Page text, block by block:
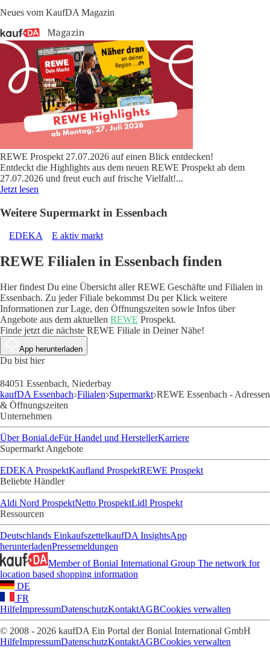
Neues vom KaufDA Magazin
REWE Prospekt 27.07.2026 auf einen Blick entdecken!
Entdeckt die Highlights aus dem neuen REWE Prospekt ab dem
27.07.2026 und freut euch auf frische Vielfalt!...
Jetzt lesen
Weitere Supermarkt in Essenbach
EDEKA E aktiv markt
REWE Filialen in Essenbach finden
Hier findest Du eine Übersicht aller REWE Geschäfte und Filialen in
Essenbach. Zu jeder Filiale bekommst Du per Klick weitere
Informationen zur Lage, den Öffnungszeiten sowie Infos über
Angebote aus dem aktuellen REWE Prospekt.
Finde jetzt die nächste REWE Filiale in Deiner Nähe!
App herunterladen
Du bist hier
84051 Essenbach, Niederbay
kaufDA Essenbach Filialen Supermarkt REWE Essenbach - Adressen
& Öffnungszeiten
Unternehmen
Über Bonial.deFür Handel und HerstellerKarriere
Supermarkt Angebote
EDEKA ProspektKaufland ProspektREWE Prospekt
Beliebte Händler
Aldi Nord ProspektNetto ProspektLidl Prospekt
Ressourcen
Deutschlands EinkaufszettelkaufDA InsightsApp
herunterladenPressemeldungen
Member of Bonial International Group The network for
location based shopping information
DE
FR
HilfeImpressumDatenschutzKontaktAGBCookies verwalten
© 2008 - 2026 kaufDA Ein Portal der Bonial International GmbH
HilfeImpressumDatenschutzKontaktAGBCookies verwalten